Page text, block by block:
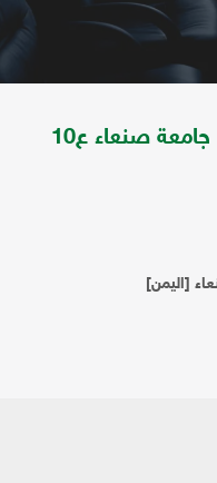
مجلة كلية التجارة والاقتصاد - جامعة صنعاء ع10
[اليمن]